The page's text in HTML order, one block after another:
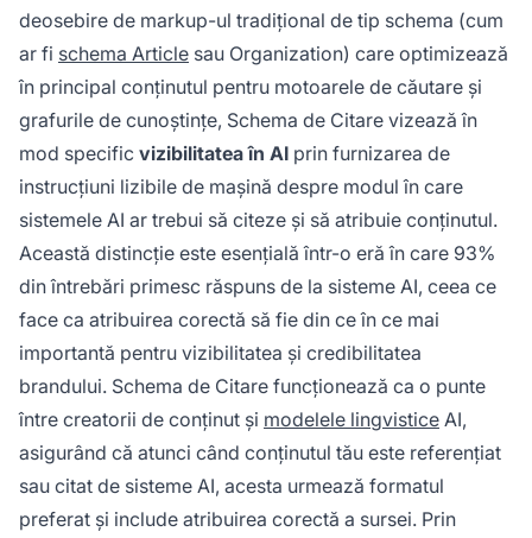
Prin implementarea Schema de Citare,
brandurile asigură atribuire constantă și
corectă în ChatGPT, Perplexity, Google AI
Overviews și alte sisteme AI.
deosebire de markup-ul tradițional de tip schema (cum
ar fi schema Article sau Organization) care optimizează
în principal conținutul pentru motoarele de căutare și
grafurile de cunoștințe, Schema de Citare vizează în
mod specific vizibilitatea în AI prin furnizarea de
instrucțiuni lizibile de mașină despre modul în care
sistemele AI ar trebui să citeze și să atribuie conținutul.
Această distincție este esențială într-o eră în care 93%
din întrebări primesc răspuns de la sisteme AI, ceea ce
face ca atribuirea corectă să fie din ce în ce mai
importantă pentru vizibilitatea și credibilitatea
brandului. Schema de Citare funcționează ca o punte
între creatorii de conținut și modelele lingvistice AI,
asigurând că atunci când conținutul tău este referențiat
sau citat de sisteme AI, acesta urmează formatul
preferat și include atribuirea corectă a sursei. Prin